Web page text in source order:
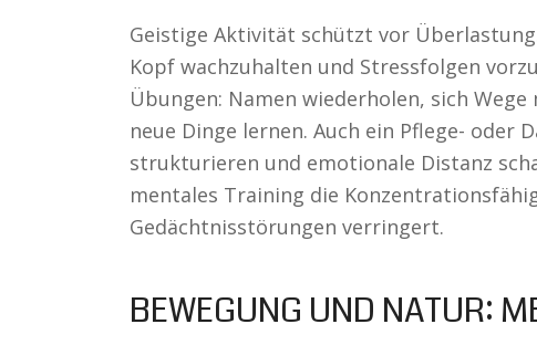
Geistige Aktivität schützt vor
Kopf wachzuhalten und Stressfolgen
Übungen: Namen wiederholen, sich
neue Dinge lernen. Auch ein Pflege- oder
strukturieren und emotionale Distanz
mentales Training die
Gedächtnisstörungen verringert.
BEWEGUNG UND NATUR: